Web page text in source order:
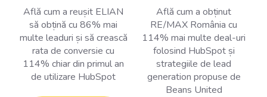
Află cum a reușit ELIAN
să obțină cu 86% mai
multe leaduri și să crească
rata de conversie cu
114% chiar din primul an
de utilizare HubSpot
Află cum a obținut
RE/MAX România cu
114% mai multe deal-uri
folosind HubSpot și
strategiile de lead
generation propuse de
Beans United